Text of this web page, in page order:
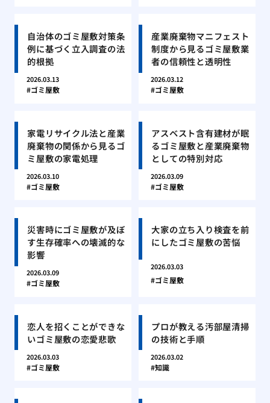
自治体のゴミ屋敷対策条
例に基づく立入調査の法
的根拠
2026.03.13
ゴミ屋敷
産業廃棄物マニフェスト
制度から見るゴミ屋敷業
者の信頼性と透明性
2026.03.12
ゴミ屋敷
家電リサイクル法と産業
廃棄物の関係から見るゴ
ミ屋敷の家電処理
2026.03.10
ゴミ屋敷
アスベスト含有建材が眠
るゴミ屋敷と産業廃棄物
としての特別対応
2026.03.09
ゴミ屋敷
災害時にゴミ屋敷が及ぼ
す生存確率への壊滅的な
影響
2026.03.09
ゴミ屋敷
大家の立ち入り検査を前
にしたゴミ屋敷の苦悩
2026.03.03
ゴミ屋敷
恋人を招くことができな
いゴミ屋敷の恋愛悲歌
2026.03.03
ゴミ屋敷
プロが教える汚部屋清掃
の技術と手順
2026.03.02
知識